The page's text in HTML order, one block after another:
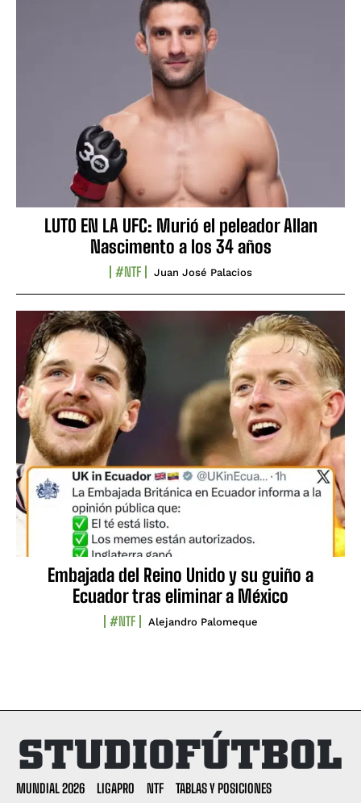
LUTO EN LA UFC: Murió el peleador Allan
Nascimento a los 34 años
#NTF Juan José Palacios
Embajada del Reino Unido y su guiño a
Ecuador tras eliminar a México
#NTF Alejandro Palomeque
MUNDIAL 2026 LIGAPRO NTF TABLAS Y POSICIONES